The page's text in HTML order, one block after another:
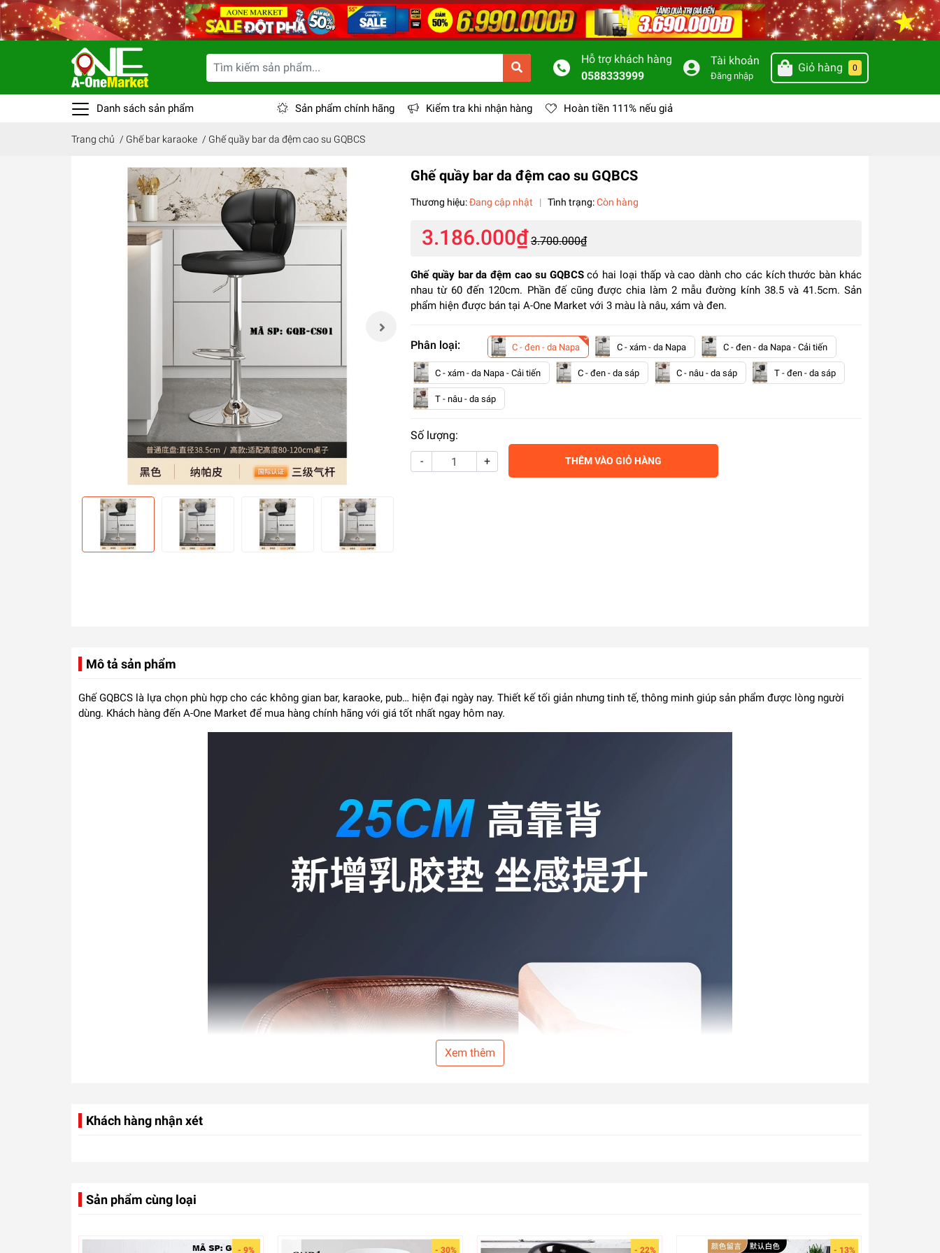
Hỗ trợ khách hàng
0588333999
Tài khoản
Đăng nhập
Giỏ hàng 0
Danh sách sản phẩm Sản phẩm chính hãng Kiểm tra khi nhận hàng Hoàn tiền 111% nếu giả
Trang chủ / Ghế bar karaoke / Ghế quầy bar da đệm cao su GQBCS
Ghế quầy bar da đệm cao su GQBCS
Thương hiệu:Đang cập nhật | Tình trạng:Còn hàng
3.186.000₫ 3.700.000₫
Ghế quầy bar da đệm cao su GQBCScó hai loại thấp và cao dành cho các kích thước bàn khác
nhau từ 60 đến 120cm. Phần đế cũng được chia làm 2 mẫu đường kính 38.5 và 41.5cm. Sản
phẩm hiện được bán tại A-One Market với 3 màu là nâu, xám và đen.
Phân loại: C - đen - da Napa C - xám - da Napa C - đen - da Napa - Cải tiến
C - xám - da Napa - Cải tiến C - đen - da sáp C - nâu - da sáp T - đen - da sáp
T - nâu - da sáp
Số lượng:
-
+ THÊM VÀO GIỎ HÀNG
Mô tả sản phẩm
Ghế GQBCS là lựa chọn phù hợp cho các không gian bar, karaoke, pub… hiện đại ngày nay. Thiết kế tối giản nhưng tinh tế, thông minh giúp sản phẩm được lòng người
dùng. Khách hàng đến A-One Market để mua hàng chính hãng với giá tốt nhất ngay hôm nay.
Xem thêm
Khách hàng nhận xét
Sản phẩm cùng loại
- 9% - 30% - 22% - 13%